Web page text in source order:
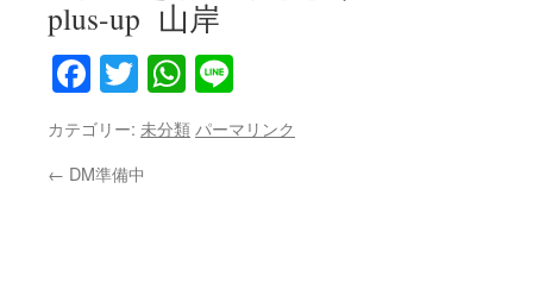
plus-up 山岸
Facebook
TwitterWhatsApp
カテゴリー: 未分類パーマリンク
← DM準備中